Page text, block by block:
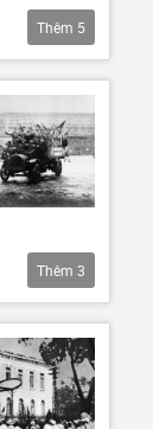
Thêm 5
Thêm 3